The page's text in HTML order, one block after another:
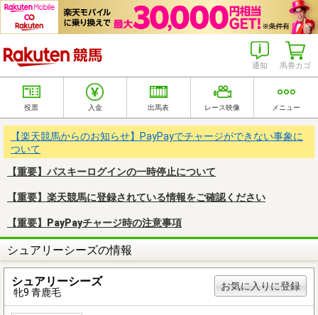
馬券カゴ
通知
投票 入金 出馬表 レース映像 メニュー
【楽天競馬からのお知らせ】PayPayでチャージができない事象に
ついて
【重要】パスキーログインの一時停止について
【重要】楽天競馬に登録されている情報をご確認ください
【重要】PayPayチャージ時の注意事項
シュアリーシーズの情報
シュアリーシーズ
牝9 青鹿毛
お気に入りに登録